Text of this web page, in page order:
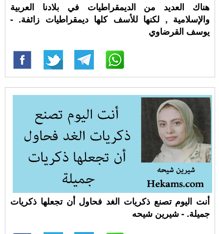
هناك العديد من الديمقراطيات في بلادنا العربية
والإسلامية , لكنها للأسف كلها ديمقراطيات زائفة. -
يوسف القرضاوي
أنت اليوم تصنع ذكريات الغد فحاول أن تجعلها ذكريات
جميلة. - شيرين شيحه